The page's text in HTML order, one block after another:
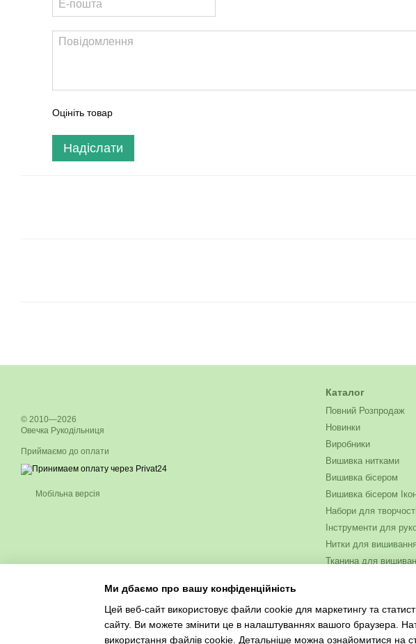
Оцініть товар
Надіслати
© 2010—2026
Овечка Рукодільниця
Приймаємо до оплати
Мобільна версія
Каталог
Повний Розпродаж
Новинки
Виробники
Вишивка нитками
Вишивка бісером
Вишивка бісером
Набори для творчості
Інструменти для
Нитки для вишивання
Тканина для
Журнали для
Ми дбаємо про вашу конфіденційність
Цей веб-сайт використовує файли cookie для маркетингу та
сайту. Ви можете змінити це в налаштуваннях вашого браузера.
використання файлів cookie. Детальніше можна ознайомитися на